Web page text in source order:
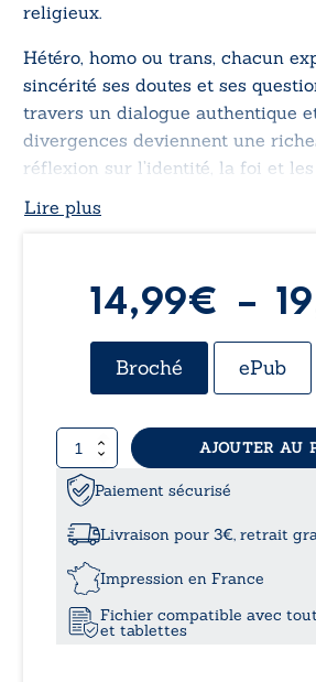
religieux.
Hétéro, homo ou trans, chacun
sincérité ses doutes et ses
travers un dialogue authentique
divergences deviennent une
réflexion sur l’identité, la foi et
Lire plus
14,99€ –
Broché ePub
quantité
de
Enquêtes
spirituelles
voix
quête
de
AJOUTER AU
Paiement sécurisé
Livraison pour 3€, retrait
Impression en France
Fichier compatible avec
et tablettes